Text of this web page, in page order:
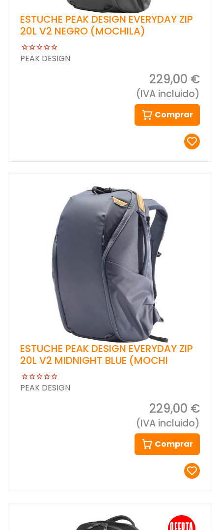
ESTUCHE PEAK DESIGN EVERYDAY ZIP
20L V2 NEGRO (MOCHILA)
PEAK DESIGN
229,00 €
(IVA incluido)
Comprar
ESTUCHE PEAK DESIGN EVERYDAY ZIP
20L V2 MIDNIGHT BLUE (MOCHI
PEAK DESIGN
229,00 €
(IVA incluido)
Comprar